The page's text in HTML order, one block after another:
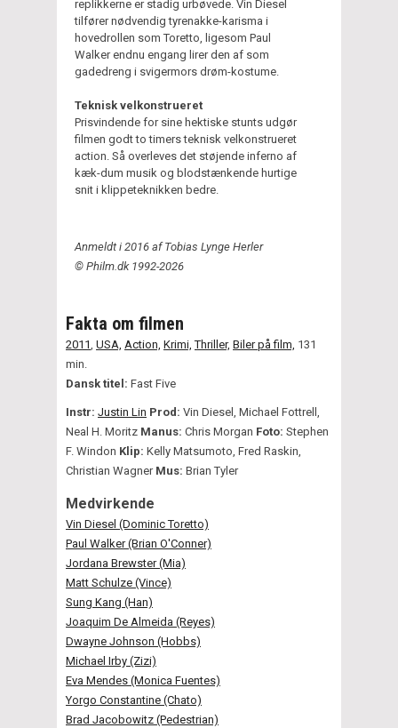
replikkerne er stadig urbøvede. Vin Diesel
tilfører nødvendig tyrenakke-karisma i
hovedrollen som Toretto, ligesom Paul
Walker endnu engang lirer den af som
gadedreng i svigermors drøm-kostume.
Teknisk velkonstrueret
Prisvindende for sine hektiske stunts udgør
filmen godt to timers teknisk velkonstrueret
action. Så overleves det støjende inferno af
kæk-dum musik og blodstænkende hurtige
snit i klippeteknikken bedre.
Anmeldt i 2016 af Tobias Lynge Herler
© Philm.dk 1992-2026
Fakta om filmen
2011 USA, Action, Krimi, Thriller, Biler på film, 131
min.
Dansk titel: Fast Five
Instr: Justin Lin Prod: Vin Diesel, Michael Fottrell,
Neal H. Moritz Manus: Chris Morgan Foto: Stephen
F. Windon Klip: Kelly Matsumoto, Fred Raskin,
Christian Wagner Mus: Brian Tyler
Medvirkende
Vin Diesel (Dominic Toretto)
Paul Walker (Brian O'Conner)
Jordana Brewster (Mia)
Matt Schulze (Vince)
Sung Kang (Han)
Joaquim De Almeida (Reyes)
Dwayne Johnson (Hobbs)
Michael Irby (Zizi)
Eva Mendes (Monica Fuentes)
Yorgo Constantine (Chato)
Brad Jacobowitz (Pedestrian)